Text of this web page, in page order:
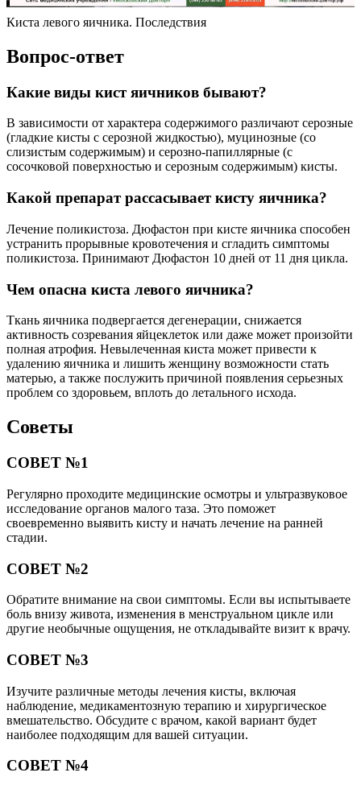
Киста левого яичника. Последствия
Вопрос-ответ
Какие виды кист яичников бывают?
В зависимости от характера содержимого различают серозные
(гладкие кисты с серозной жидкостью), муцинозные (со
слизистым содержимым) и серозно-папиллярные (с
сосочковой поверхностью и серозным содержимым) кисты.
Какой препарат рассасывает кисту яичника?
Лечение поликистоза. Дюфастон при кисте яичника способен
устранить прорывные кровотечения и сгладить симптомы
поликистоза. Принимают Дюфастон 10 дней от 11 дня цикла.
Чем опасна киста левого яичника?
Ткань яичника подвергается дегенерации, снижается
активность созревания яйцеклеток или даже может произойти
полная атрофия. Невылеченная киста может привести к
удалению яичника и лишить женщину возможности стать
матерью, а также послужить причиной появления серьезных
проблем со здоровьем, вплоть до летального исхода.
Советы
СОВЕТ №1
Регулярно проходите медицинские осмотры и ультразвуковое
исследование органов малого таза. Это поможет
своевременно выявить кисту и начать лечение на ранней
стадии.
СОВЕТ №2
Обратите внимание на свои симптомы. Если вы испытываете
боль внизу живота, изменения в менструальном цикле или
другие необычные ощущения, не откладывайте визит к врачу.
СОВЕТ №3
Изучите различные методы лечения кисты, включая
наблюдение, медикаментозную терапию и хирургическое
вмешательство. Обсудите с врачом, какой вариант будет
наиболее подходящим для вашей ситуации.
СОВЕТ №4